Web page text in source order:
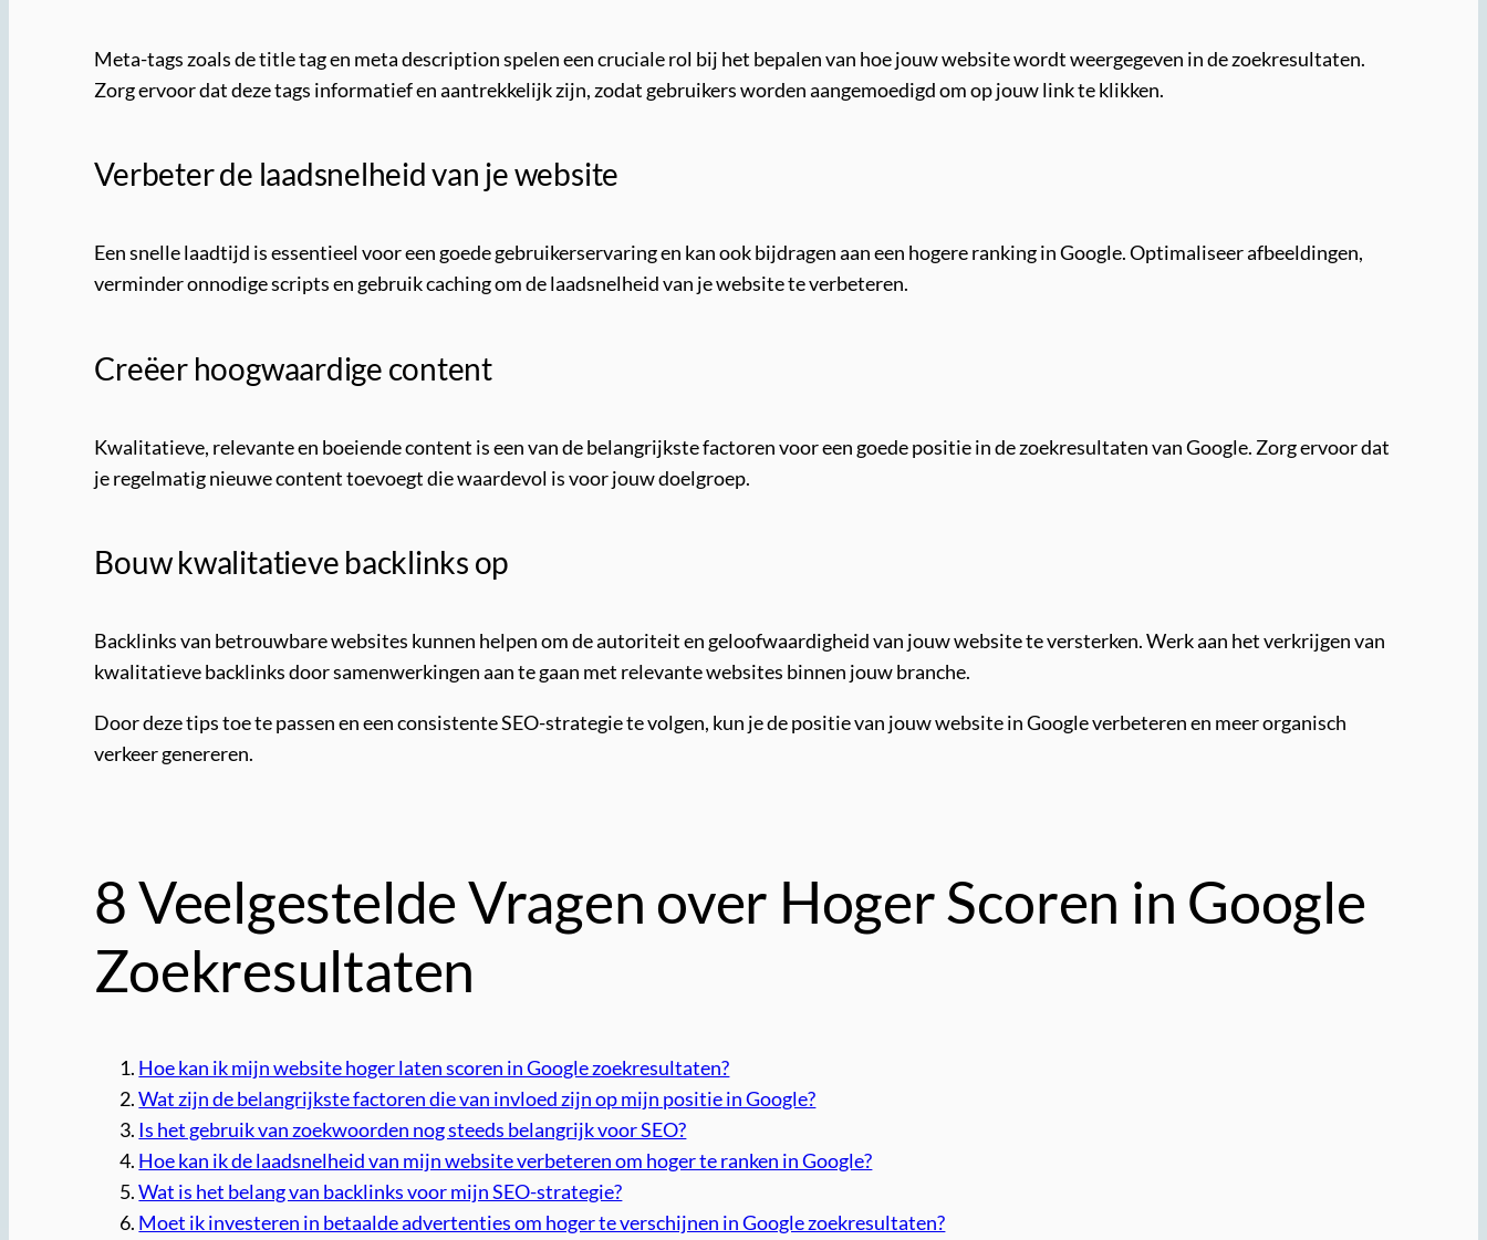
Meta-tags zoals de title tag en meta description spelen een cruciale rol bij het bepalen van hoe jouw website wordt weergegeven in de zoekresultaten.
Zorg ervoor dat deze tags informatief en aantrekkelijk zijn, zodat gebruikers worden aangemoedigd om op jouw link te klikken.
Verbeter de laadsnelheid van je website
Een snelle laadtijd is essentieel voor een goede gebruikerservaring en kan ook bijdragen aan een hogere ranking in Google. Optimaliseer afbeeldingen,
verminder onnodige scripts en gebruik caching om de laadsnelheid van je website te verbeteren.
Creëer hoogwaardige content
Kwalitatieve, relevante en boeiende content is een van de belangrijkste factoren voor een goede positie in de zoekresultaten van Google. Zorg ervoor dat
je regelmatig nieuwe content toevoegt die waardevol is voor jouw doelgroep.
Bouw kwalitatieve backlinks op
Backlinks van betrouwbare websites kunnen helpen om de autoriteit en geloofwaardigheid van jouw website te versterken. Werk aan het verkrijgen van
kwalitatieve backlinks door samenwerkingen aan te gaan met relevante websites binnen jouw branche.
Door deze tips toe te passen en een consistente SEO-strategie te volgen, kun je de positie van jouw website in Google verbeteren en meer organisch
verkeer genereren.
8 Veelgestelde Vragen over Hoger Scoren in Google
Zoekresultaten
Hoe kan ik mijn website hoger laten scoren in Google zoekresultaten?
Wat zijn de belangrijkste factoren die van invloed zijn op mijn positie in Google?
Is het gebruik van zoekwoorden nog steeds belangrijk voor SEO?
Hoe kan ik de laadsnelheid van mijn website verbeteren om hoger te ranken in Google?
Wat is het belang van backlinks voor mijn SEO-strategie?
Moet ik investeren in betaalde advertenties om hoger te verschijnen in Google zoekresultaten?